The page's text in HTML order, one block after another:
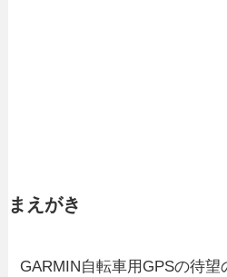
まえがき
GARMIN自転車用GPSの待望